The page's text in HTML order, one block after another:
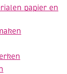
papier en